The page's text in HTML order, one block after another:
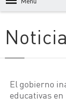
El gobierno
educativas en